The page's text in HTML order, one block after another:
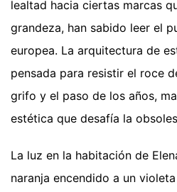
lealtad hacia ciertas marcas
grandeza, han sabido leer el
europea. La arquitectura de
pensada para resistir el roce
grifo y el paso de los años,
estética que desafía la
La luz en la habitación de
naranja encendido a un